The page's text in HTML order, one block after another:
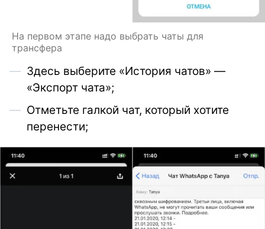
На первом этапе надо выбрать чаты для
трансфера
Здесь выберите «История чатов» —
«Экспорт чата»;
Отметьте галкой чат, который хотите
перенести;